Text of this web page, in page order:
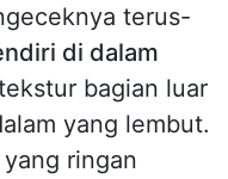
terus-
di dalam
bagian luar
yang lembut.
ringan